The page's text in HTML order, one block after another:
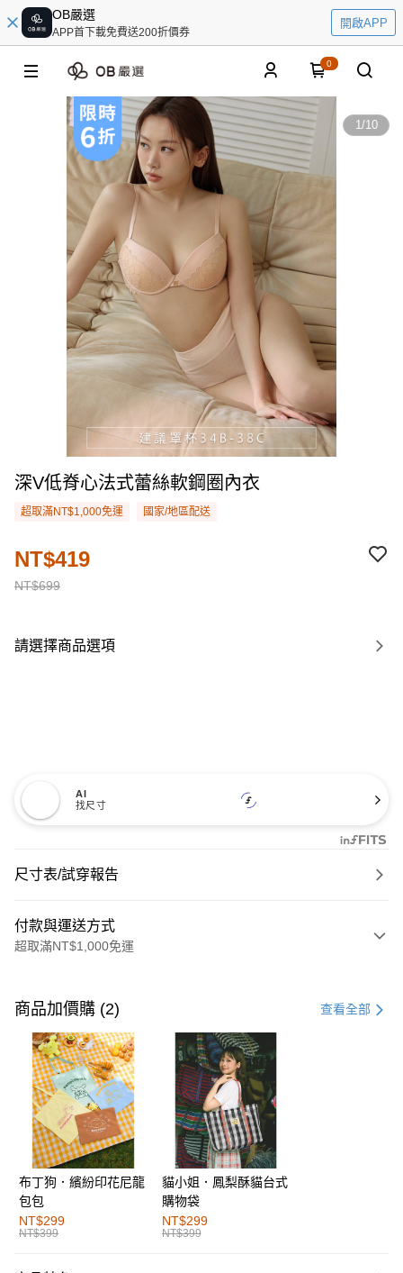
OB嚴選
APP首下載免費送200折價券
開啟APP
0
1/10
深V低脊心法式蕾絲軟鋼圈內衣
超取滿NT$1,000免運 國家/地區配送
NT$699
NT$419
請選擇商品選項
AI
找尺寸
尺寸表/試穿報告
付款與運送方式
超取滿NT$1,000免運
信用卡一次付款
購物金
超商取貨付款
LINE Pay
街口支付
運送方式
全家取貨付款
每筆NT$60，滿NT$1,000(含以上)免運費
商品加價購 (2) 查看全部
布丁狗．繽紛印花尼龍
包包
NT$299
NT$399
貓小姐．鳳梨酥貓台式
購物袋
NT$299
NT$399